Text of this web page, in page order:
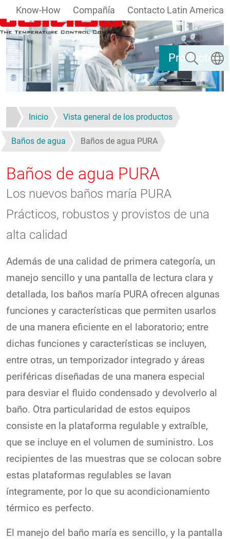
Pasar al contenido principal
Productos
Know-How Compañía Contacto Latin America
Buscar
Inicio Vista general de los productos
Baños de agua Baños de agua PURA
Baños de agua PURA
Los nuevos baños maría PURA
Prácticos, robustos y provistos de una
alta calidad
Además de una calidad de primera categoría, un
manejo sencillo y una pantalla de lectura clara y
detallada, los baños maría PURA ofrecen algunas
funciones y características que permiten usarlos
de una manera eficiente en el laboratorio; entre
dichas funciones y características se incluyen,
entre otras, un temporizador integrado y áreas
periféricas diseñadas de una manera especial
para desviar el fluido condensado y devolverlo al
baño. Otra particularidad de estos equipos
consiste en la plataforma regulable y extraíble,
que se incluye en el volumen de suministro. Los
recipientes de las muestras que se colocan sobre
estas plataformas regulables se lavan
íntegramente, por lo que su acondicionamiento
térmico es perfecto.
El manejo del baño maría es sencillo, y la pantalla